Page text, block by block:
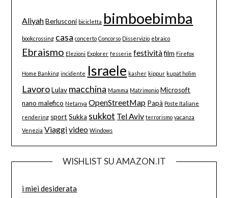
Aliyah Berlusconi bicicletta bimboebimba
bookcrossing casa concerto Concorso Disservizio ebraico
Ebraismo Elezioni Explorer fesserie festività film Firefox
Home Banking incidente Israele kasher kippur kupat holim
Lavoro Lulav macchina Mamma Matrimonio Microsoft
nano malefico Netanya OpenStreetMap Papà Poste Italiane
rendering sport Sukka sukkot Tel Aviv terrorismo vacanza
Venezia Viaggivideo Windows
WISHLIST SU AMAZON.IT
i miei desiderata